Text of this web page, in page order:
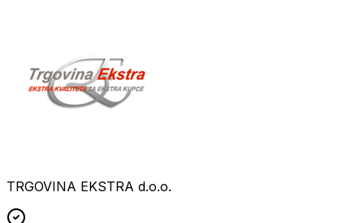
TRGOVINA EKSTRA d.o.o.